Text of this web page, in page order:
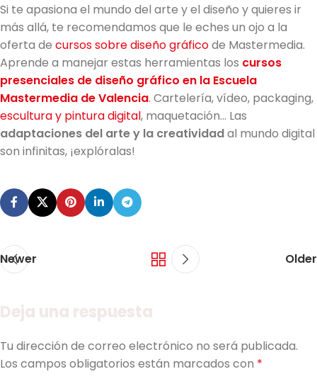
Si te apasiona el mundo del arte y el diseño y quieres ir
más allá, te recomendamos que le eches un ojo a la
oferta de cursos sobre diseño gráficode Mastermedia.
Aprende a manejar estas herramientas los cursos
presenciales de diseño gráfico en la Escuela
Mastermedia de Valencia. Cartelería, vídeo, packaging,
escultura y pintura digital, maquetación… Las
adaptaciones del arte y la creatividadal mundo digital
son infinitas, ¡explóralas!
Newer Older
Tu dirección de correo electrónico no será publicada.
Los campos obligatorios están marcados con *